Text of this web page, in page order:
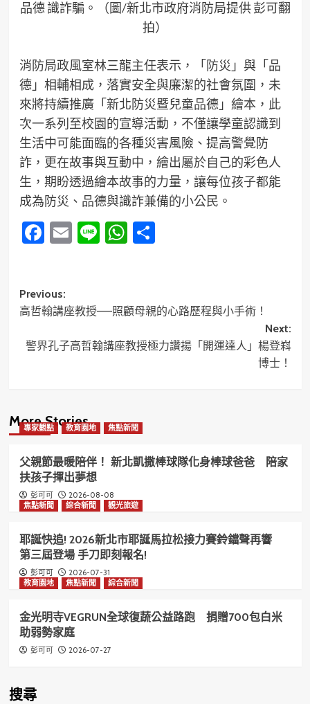
品德 識詐騙。（圖/新北市政府消防局提供 彭可翻
拍）
消防局政風室林三龍主任表示，「防災」與「品
德」相輔相成，落實安全與廉潔的社會氛圍，未
來將持續推廣「新北防災暨兒童品德」繪本，此
次一系列至校園的宣導活動，不僅讓學童認識到
生活中可能面臨的各種災害風險、提高警覺防
詐，更在故事與互動中，繪出屬於自己的彩色人
生，期盼透過繪本故事的力量，讓每位孩子都能
成為防災、品德與識詐兼備的小公民。
Facebook
Email
LineWhatsApp
分
Post
navigation
Previous:
高哲翰講座教授——照顧母親的心路歷程與小手術！
Next:
警界孔子高哲翰講座教授極力讚揚「開運達人」楊登嵙
博士！
More Stories
專家觀點 教育園地 焦點新聞
父親節最暖陪伴！ 新北凱撒棒球隊化身棒球爸爸 陪家
扶孩子揮出夢想
彭可可
2026-08-08
焦點新聞
綜合新聞 觀光旅遊
耶誕快追! 2026新北市耶誕馬拉松接力賽鈴鐺聲再響
第三屆登場 手刀即刻報名!
彭可可
2026-07-31
教育園地
焦點新聞 綜合新聞
金光明寺VEGRUN全球復蔬公益路跑 捐贈700包白米
助弱勢家庭
彭可可 2026-07-27
搜尋